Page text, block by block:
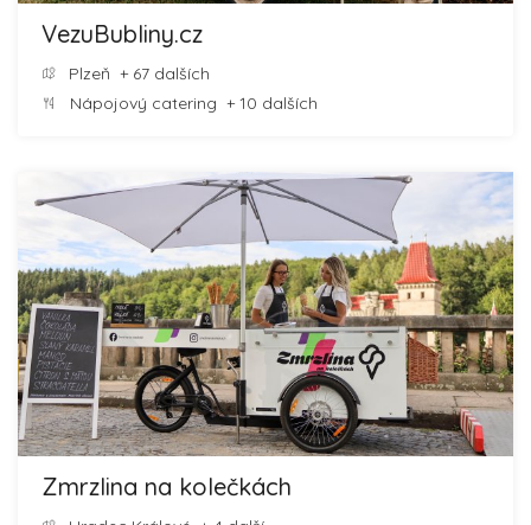
VezuBubliny.cz
Plzeň + 67 dalších
Nápojový catering + 10 dalších
Zmrzlina na kolečkách